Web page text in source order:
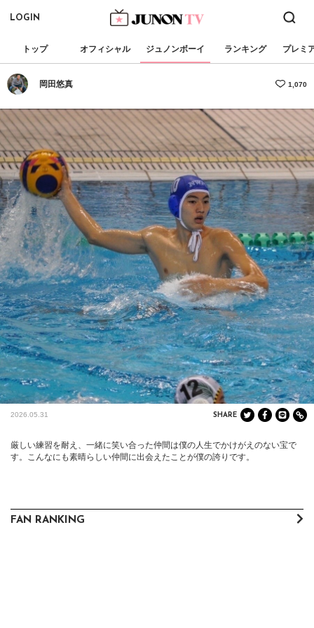
LOGIN
トップ オフィシャル ジュノンボーイ ランキング プレミ
岡田悠真 1,070
2026.05.31 SHARE
厳しい練習を耐え、一緒に笑い合った仲間は僕の人生でかけがえのない宝で
す。こんなにも素晴らしい仲間に出会えたことが僕の誇りです。
FAN RANKING